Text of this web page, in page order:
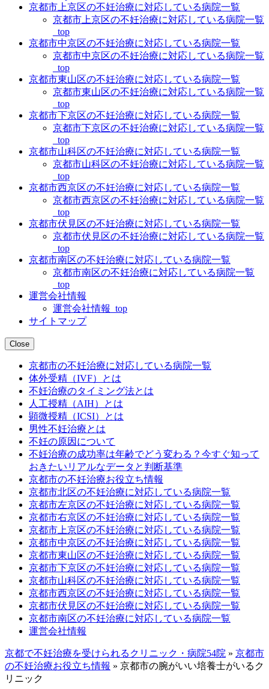
京都市上京区の不妊治療に対応している病院一覧
京都市上京区の不妊治療に対応している病院一覧
_top
京都市中京区の不妊治療に対応している病院一覧
京都市中京区の不妊治療に対応している病院一覧
_top
京都市東山区の不妊治療に対応している病院一覧
京都市東山区の不妊治療に対応している病院一覧
_top
京都市下京区の不妊治療に対応している病院一覧
京都市下京区の不妊治療に対応している病院一覧
_top
京都市山科区の不妊治療に対応している病院一覧
京都市山科区の不妊治療に対応している病院一覧
_top
京都市西京区の不妊治療に対応している病院一覧
京都市西京区の不妊治療に対応している病院一覧
_top
京都市伏見区の不妊治療に対応している病院一覧
京都市伏見区の不妊治療に対応している病院一覧
_top
京都市南区の不妊治療に対応している病院一覧
京都市南区の不妊治療に対応している病院一覧
_top
運営会社情報
運営会社情報_top
サイトマップ
Close
京都市の不妊治療に対応している病院一覧
体外受精（IVF）とは
不妊治療のタイミング法とは
人工授精（AIH）とは
顕微授精（ICSI）とは
男性不妊治療とは
不妊の原因について
不妊治療の成功率は年齢でどう変わる？今すぐ知って
おきたいリアルなデータと判断基準
京都市の不妊治療お役立ち情報
京都市北区の不妊治療に対応している病院一覧
京都市左京区の不妊治療に対応している病院一覧
京都市右京区の不妊治療に対応している病院一覧
京都市上京区の不妊治療に対応している病院一覧
京都市中京区の不妊治療に対応している病院一覧
京都市東山区の不妊治療に対応している病院一覧
京都市下京区の不妊治療に対応している病院一覧
京都市山科区の不妊治療に対応している病院一覧
京都市西京区の不妊治療に対応している病院一覧
京都市伏見区の不妊治療に対応している病院一覧
京都市南区の不妊治療に対応している病院一覧
運営会社情報
京都で不妊治療を受けられるクリニック・病院54院 » 京都市
の不妊治療お役立ち情報 » 京都市の腕がいい培養士がいるク
リニック